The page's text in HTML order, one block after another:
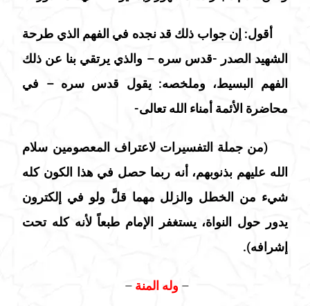
أقول: إن جواب ذلك قد نجده في الفهم الذي طرحة
الشهيد الصدر -قدس سره – والذي يرتقي بنا عن ذلك
الفهم البسيط، وملخصه: يقول قدس سره – في
محاضرة الأئمة أمناء الله تعالى-
(من جملة التفسيرات لاعتراف المعصومين سلام
الله عليهم بذنوبهم، أنه ربما حصل في هذا الكون كله
شيء من الخطل والزلل مهما قلَّ ولو في إلكترون
يدور حول النواة، يستغفر الإمام طبعاً لأنه كله تحت
إشرافه).
– وله المنة –